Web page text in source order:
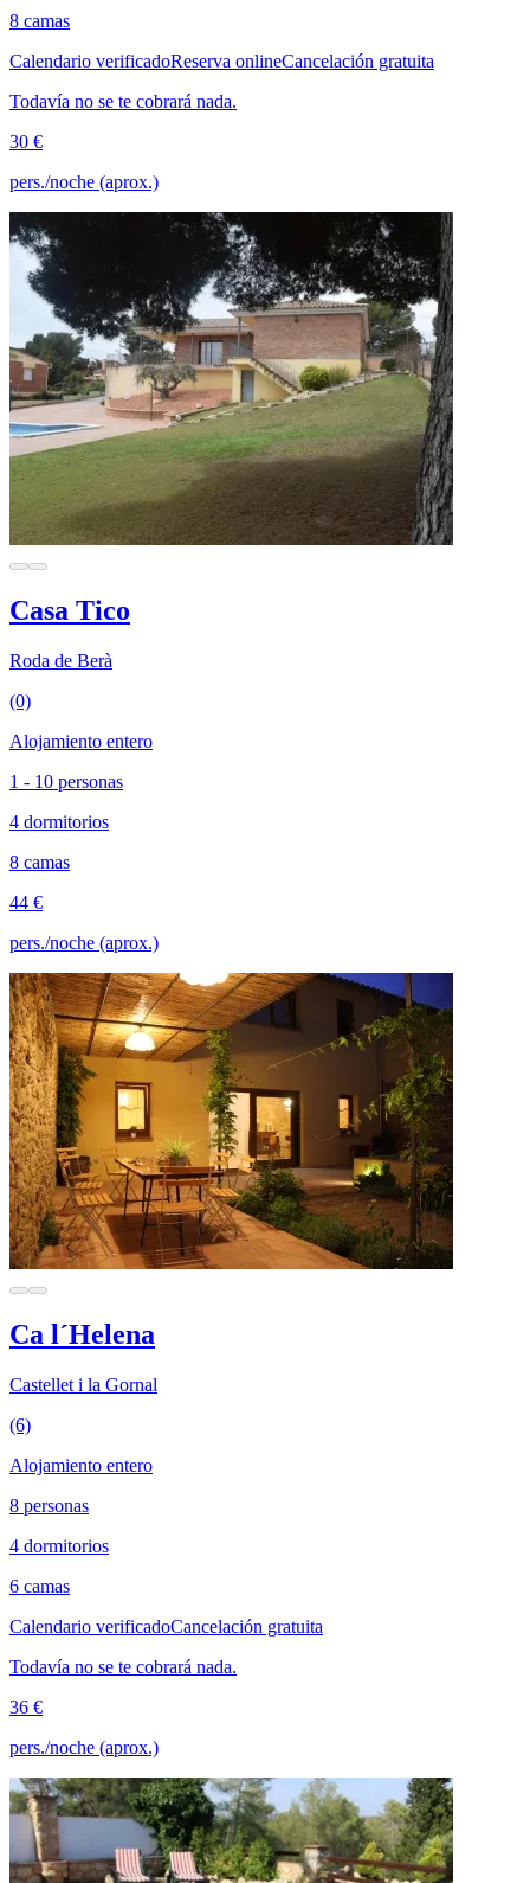
8 camas
Calendario verificadoReserva onlineCancelación gratuita
Todavía no se te cobrará nada.
30 €
pers./noche (aprox.)
Casa Tico
Roda de Berà
(0)
Alojamiento entero
1 - 10 personas
4 dormitorios
8 camas
44 €
pers./noche (aprox.)
Ca l´Helena
Castellet i la Gornal
(6)
Alojamiento entero
8 personas
4 dormitorios
6 camas
Calendario verificadoCancelación gratuita
Todavía no se te cobrará nada.
36 €
pers./noche (aprox.)